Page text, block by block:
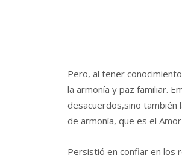
Pero, al tener
la armonía y paz familiar.
desacuerdos,sino también
de armonía, que es el
Persistió en confiar en los